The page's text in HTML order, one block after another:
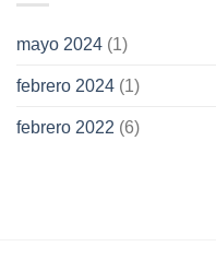
mayo 2024 (1)
febrero 2024 (1)
febrero 2022 (6)